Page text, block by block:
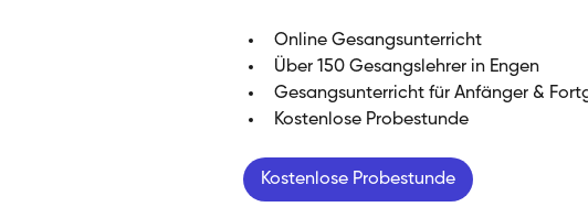
Online Gesangsunterricht
Über 150 Gesangslehrer in Engen
Gesangsunterricht für Anfänger &
Kostenlose Probestunde
Kostenlose Probestunde